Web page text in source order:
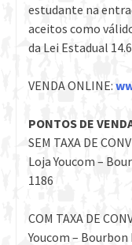
estudante na
aceitos como
da Lei Estadual
VENDA ONLINE:
PONTOS DE
SEM TAXA DE
Loja Youcom –
1186
COM TAXA DE
Youcom – Bourbon